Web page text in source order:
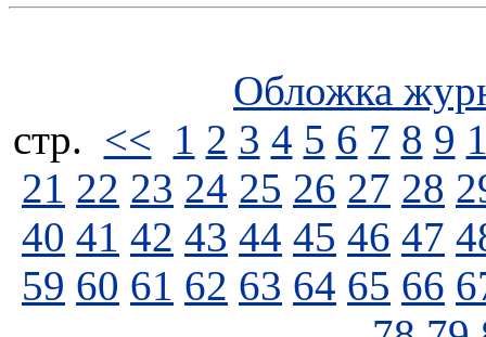
Обложка
стp. << 1 2 3 4 5 6 7 8 9
21 22 23 24 25 26 27 28
40 41 42 43 44 45 46 47
59 60 61 62 63 64 65 66